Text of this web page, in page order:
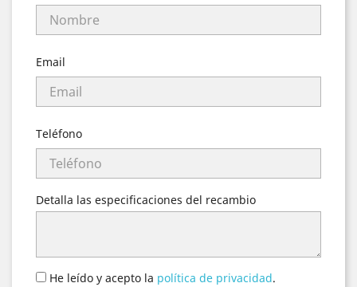
Email
Teléfono
Detalla las especificaciones del recambio
He leído y acepto la política de privacidad.